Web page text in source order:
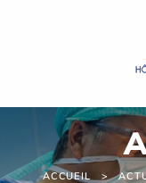
ACCUEIL